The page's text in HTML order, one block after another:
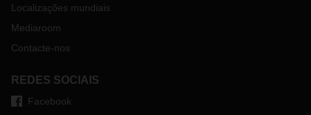
Localizações mundiais
Mediaroom
Contacte-nos
REDES SOCIAIS
Facebook